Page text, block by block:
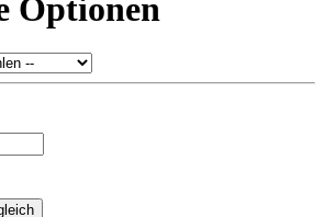
Optionen